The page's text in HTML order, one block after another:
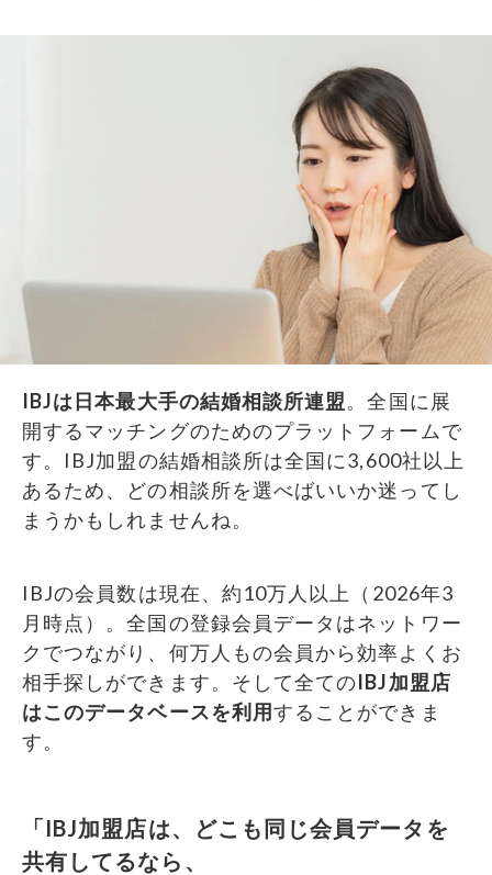
IBJは日本最大手の結婚相談所連盟。全国に展
開するマッチングのためのプラットフォームで
す。IBJ加盟の結婚相談所は全国に3,600社以上
あるため、どの相談所を選べばいいか迷ってし
まうかもしれませんね。
IBJの会員数は現在、約10万人以上（2026年3
月時点）。全国の登録会員データはネットワー
クでつながり、何万人もの会員から効率よくお
相手探しができます。そして全てのIBJ加盟店
はこのデータベースを利用することができま
す。
「IBJ加盟店は、どこも同じ会員データを
共有してるなら、